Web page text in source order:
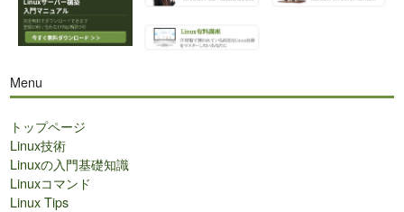
Menu
トップページ
Linux技術
Linuxの入門基礎知識
Linuxコマンド
Linux Tips